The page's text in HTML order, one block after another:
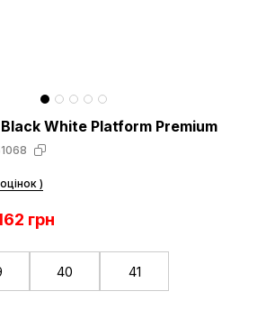
White Platform Premium
)
грн
40 41